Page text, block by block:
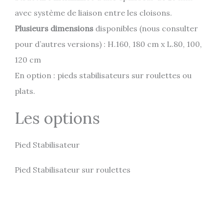
avec système de liaison entre les cloisons.
Plusieurs dimensions disponibles (nous consulter
pour d’autres versions) : H.160, 180 cm x L.80, 100,
120 cm
En option : pieds stabilisateurs sur roulettes ou
plats.
Les options
Pied Stabilisateur
Pied Stabilisateur sur roulettes